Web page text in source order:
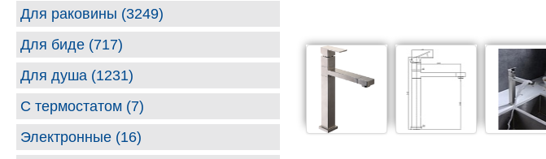
Для раковины (3249)
Для биде (717)
Для душа (1231)
С термостатом (7)
Электронные (16)